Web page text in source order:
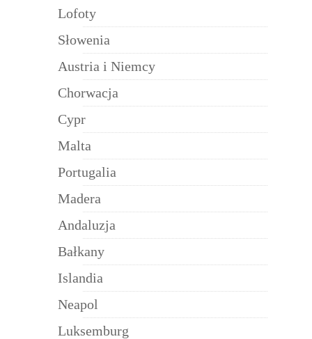
Lofoty
Słowenia
Austria i Niemcy
Chorwacja
Cypr
Malta
Portugalia
Madera
Andaluzja
Bałkany
Islandia
Neapol
Luksemburg